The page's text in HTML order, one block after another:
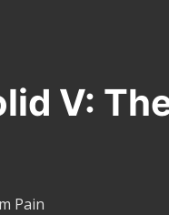
V:
Pain